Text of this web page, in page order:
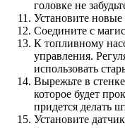
головке не
Установите
Соедините с
К топливному
управления.
использовать
Вырежьте в
которое будет
придется делать
Установите